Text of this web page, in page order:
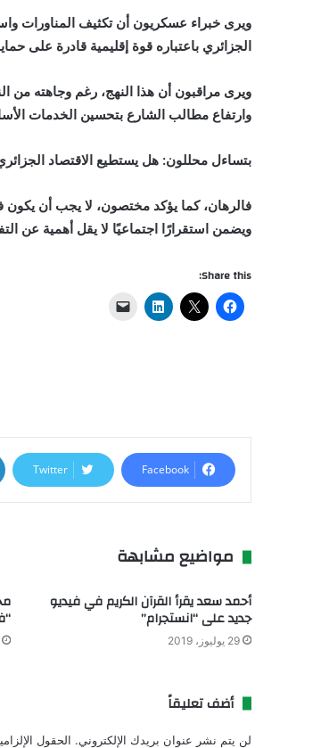
ويرى خبراء عسكريون أن تكثيف المناورات
الجزائري باعتباره قوة إقليمية قادرة على
ويرى مراقبون أن هذا النهج، رغم وجاهته من
وارتفاع مطالب الشارع بتحسين الخدمات
بتساءل محللون: هل يستطيع الاقتصاد
فالرهان، كما يؤكد مختصون، لا يجب أن يكون
ويضمن استقرارًا اجتماعيًا لا يقل أهمية عن
Share this:
Facebook
Twitter
مواضيع مشابهة
أحمد سعد يقرأ القرآن الكريم في فيديو
جديد على “انستجرام”
29 يوليوز، 2019
أضف تعليقاً
لن يتم نشر عنوان بريدك الإلكتروني. الحقول